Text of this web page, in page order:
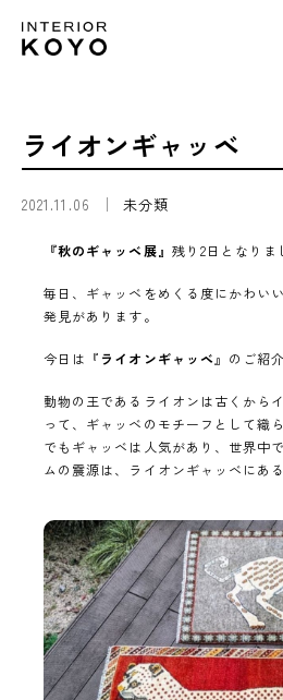
ライオンギャッベ
2021.11.06 未分類
『秋のギャッベ展』 残り2日となりま
毎日、ギャッベをめくる度にかわい
発見があります。
今日は『 ライオンギャッベ』のご紹
動物の王であるライオンは古くから
って、ギャッベのモチーフとして織
でもギャッベは人気があり、世界中
ムの震源は、ライオンギャッベにあ